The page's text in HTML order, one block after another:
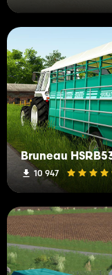
Bruneau
10 947